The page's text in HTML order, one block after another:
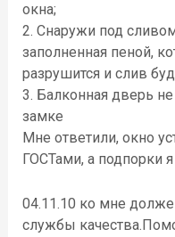
окна;
2. Снаружи под
заполненная пеной,
разрушится и слив
3. Балконная дверь
замке
Мне ответили, окно
ГОСТами, а подпорки
04.11.10 ко мне
службы